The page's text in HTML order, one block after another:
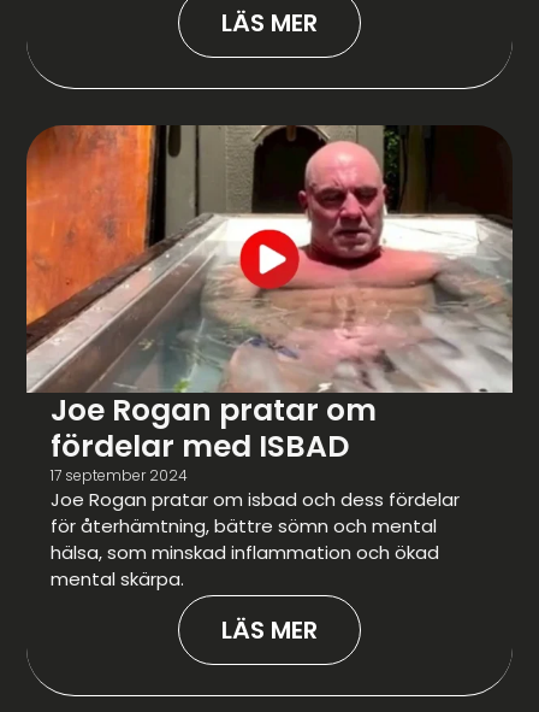
LÄS MER
Joe Rogan pratar om
fördelar med ISBAD
17 september 2024
Joe Rogan pratar om isbad och dess fördelar
för återhämtning, bättre sömn och mental
hälsa, som minskad inflammation och ökad
mental skärpa.
LÄS MER